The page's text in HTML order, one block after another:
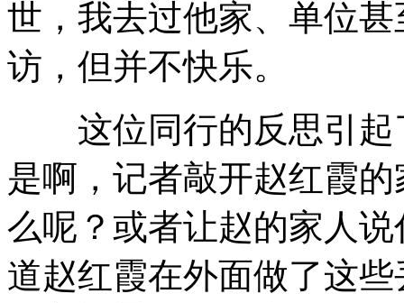
世，我去过他家、单位
访，但并不快乐。
这位同行的反思引起
是啊，记者敲开赵红霞
么呢？或者让赵的家人
道赵红霞在外面做了这